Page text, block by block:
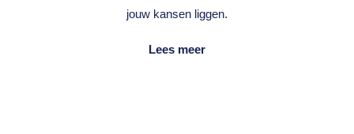
jouw kansen liggen.
Lees meer